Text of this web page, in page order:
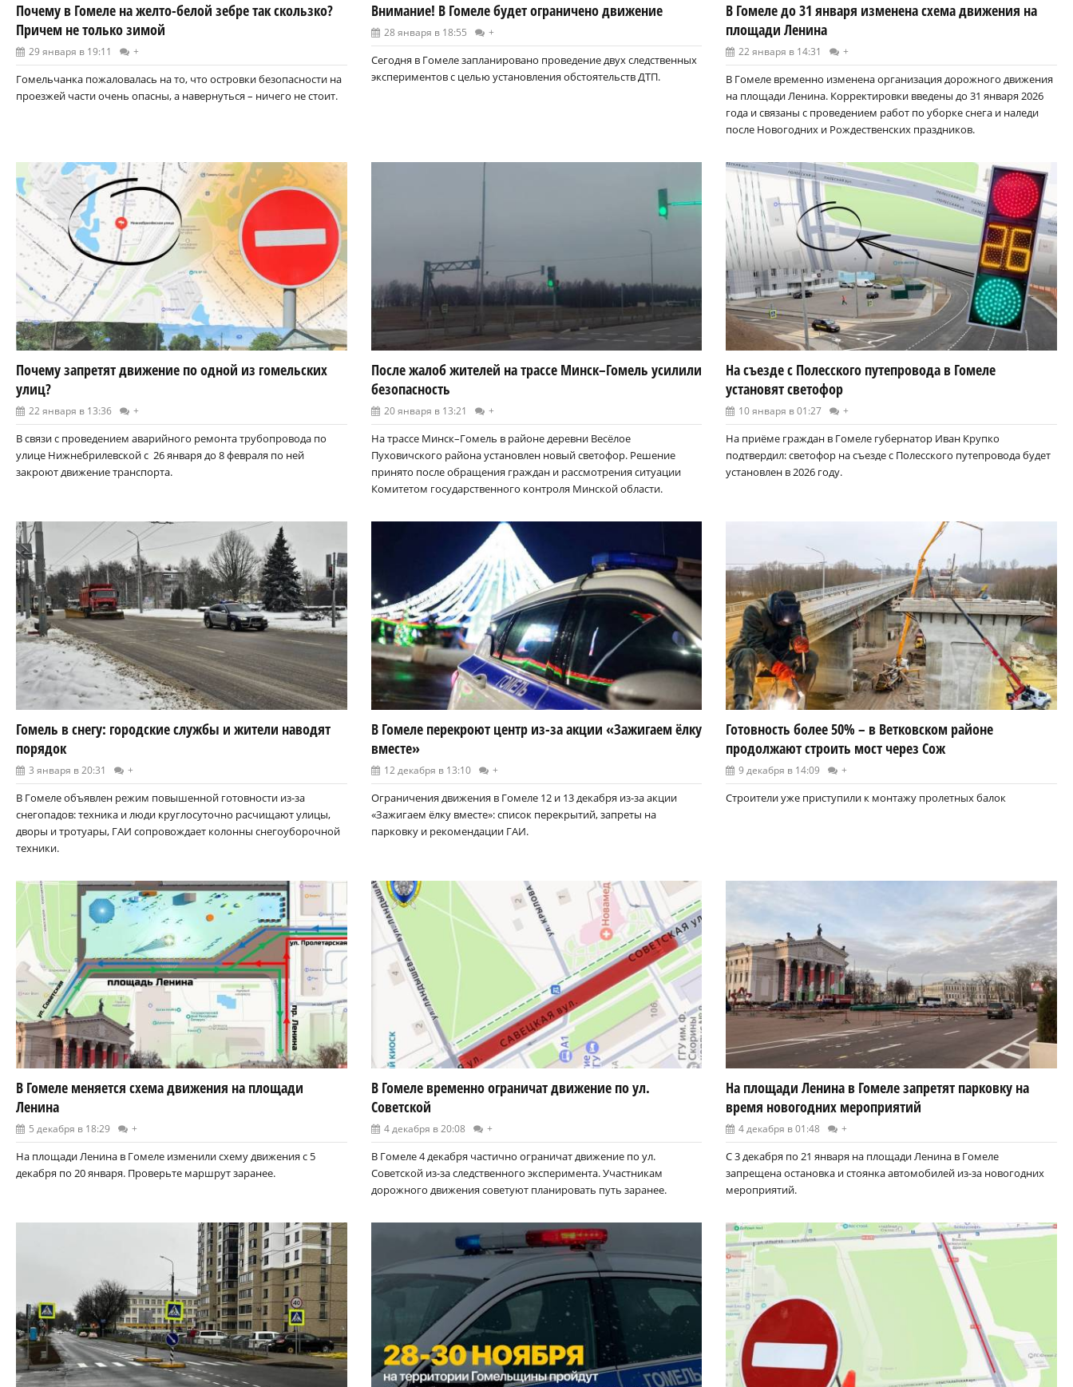
Почему в Гомеле на желто-белой зебре так скользко?
Причем не только зимой
29 января в 19:11 +
Гомельчанка пожаловалась на то, что островки безопасности на
проезжей части очень опасны, а навернуться – ничего не стоит.
Внимание! В Гомеле будет ограничено движение
28 января в 18:55 +
Сегодня в Гомеле запланировано проведение двух следственных
экспериментов с целью установления обстоятельств ДТП.
В Гомеле до 31 января изменена схема движения на
площади Ленина
22 января в 14:31 +
В Гомеле временно изменена организация дорожного движения
на площади Ленина. Корректировки введены до 31 января 2026
года и связаны с проведением работ по уборке снега и наледи
после Новогодних и Рождественских праздников.
Почему запретят движение по одной из гомельских
улиц?
22 января в 13:36 +
В связи с проведением аварийного ремонта трубопровода по
улице Нижнебрилевской с 26 января до 8 февраля по ней
закроют движение транспорта.
После жалоб жителей на трассе Минск–Гомель усилили
безопасность
20 января в 13:21 +
На трассе Минск–Гомель в районе деревни Весёлое
Пуховичского района установлен новый светофор. Решение
принято после обращения граждан и рассмотрения ситуации
Комитетом государственного контроля Минской области.
На съезде с Полесского путепровода в Гомеле
установят светофор
10 января в 01:27 +
На приёме граждан в Гомеле губернатор Иван Крупко
подтвердил: светофор на съезде с Полесского путепровода будет
установлен в 2026 году.
Гомель в снегу: городские службы и жители наводят
порядок
3 января в 20:31 +
В Гомеле объявлен режим повышенной готовности из-за
снегопадов: техника и люди круглосуточно расчищают улицы,
дворы и тротуары, ГАИ сопровождает колонны снегоуборочной
техники.
В Гомеле перекроют центр из-за акции «Зажигаем ёлку
вместе»
12 декабря в 13:10 +
Ограничения движения в Гомеле 12 и 13 декабря из-за акции
«Зажигаем ёлку вместе»: список перекрытий, запреты на
парковку и рекомендации ГАИ.
Готовность более 50% – в Ветковском районе
продолжают строить мост через Сож
9 декабря в 14:09 +
Строители уже приступили к монтажу пролетных балок
В Гомеле меняется схема движения на площади
Ленина
5 декабря в 18:29 +
На площади Ленина в Гомеле изменили схему движения с 5
декабря по 20 января. Проверьте маршрут заранее.
В Гомеле временно ограничат движение по ул.
Советской
4 декабря в 20:08 +
В Гомеле 4 декабря частично ограничат движение по ул.
Советской из-за следственного эксперимента. Участникам
дорожного движения советуют планировать путь заранее.
На площади Ленина в Гомеле запретят парковку на
время новогодних мероприятий
4 декабря в 01:48 +
С 3 декабря по 21 января на площади Ленина в Гомеле
запрещена остановка и стоянка автомобилей из-за новогодних
мероприятий.